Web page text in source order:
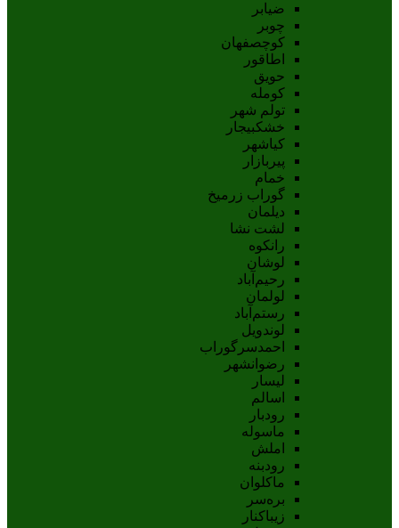
ضیابر
چوبر
کوچصفهان
اطاقور
حویق
کومله
تولم شهر
خشکبیجار
کیاشهر
پیربازار
خمام
گوراب زرمیخ
دیلمان
لشت نشا
رانکوه
لوشان
رحیم‌آباد
لولمان
رستم‌آباد
لوندویل
احمدسرگوراب
رضوانشهر
لیسار
اسالم
رودبار
ماسوله
املش
رودبنه
ماکلوان
بره‌سر
زیباکنار